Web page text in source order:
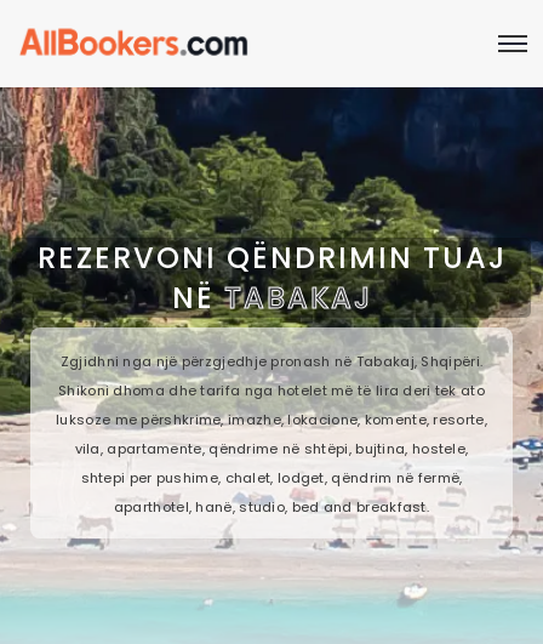
REZERVONI QËNDRIMIN TUAJ
NËTABAKAJ
Zgjidhni nga një përzgjedhje pronash në Tabakaj, Shqipëri.
Shikoni dhoma dhe tarifa nga hotelet më të lira deri tek ato
luksoze me përshkrime, imazhe, lokacione, komente, resorte,
vila, apartamente, qëndrime në shtëpi, bujtina, hostele,
shtepi per pushime, chalet, lodget, qëndrim në fermë,
aparthotel, hanë, studio, bed and breakfast.